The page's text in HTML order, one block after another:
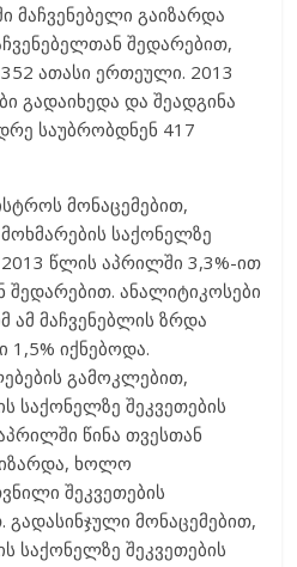
მაჩვენებელი გაიზარდა
შედარებით,
ათასი ერთეული. 2013
გადაიხედა და შეადგინა
საუბრობდნენ 417
მონაცემებით,
საქონელზე
წლის აპრილში 3,3%-ით
შედარებით. ანალიტიკოსები
მაჩვენებლის ზრდა
1,5% იქნებოდა.
გამოკლებით,
საქონელზე შეკვეთების
წინა თვესთან
ხოლო
შეკვეთების
მონაცემებით,
საქონელზე შეკვეთების